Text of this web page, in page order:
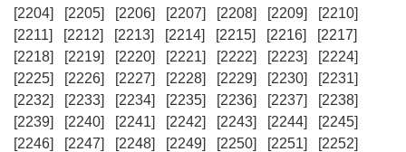
[2204]
[2205] [2206] [2207] [2208] [2209]
[2210]
[2211]
[2212] [2213] [2214] [2215] [2216]
[2217]
[2218]
[2219] [2220] [2221] [2222] [2223]
[2224]
[2225]
[2226] [2227] [2228] [2229] [2230]
[2231]
[2232]
[2233] [2234] [2235] [2236] [2237]
[2238]
[2239]
[2240] [2241] [2242] [2243] [2244]
[2245]
[2246]
[2247] [2248] [2249] [2250] [2251]
[2252]